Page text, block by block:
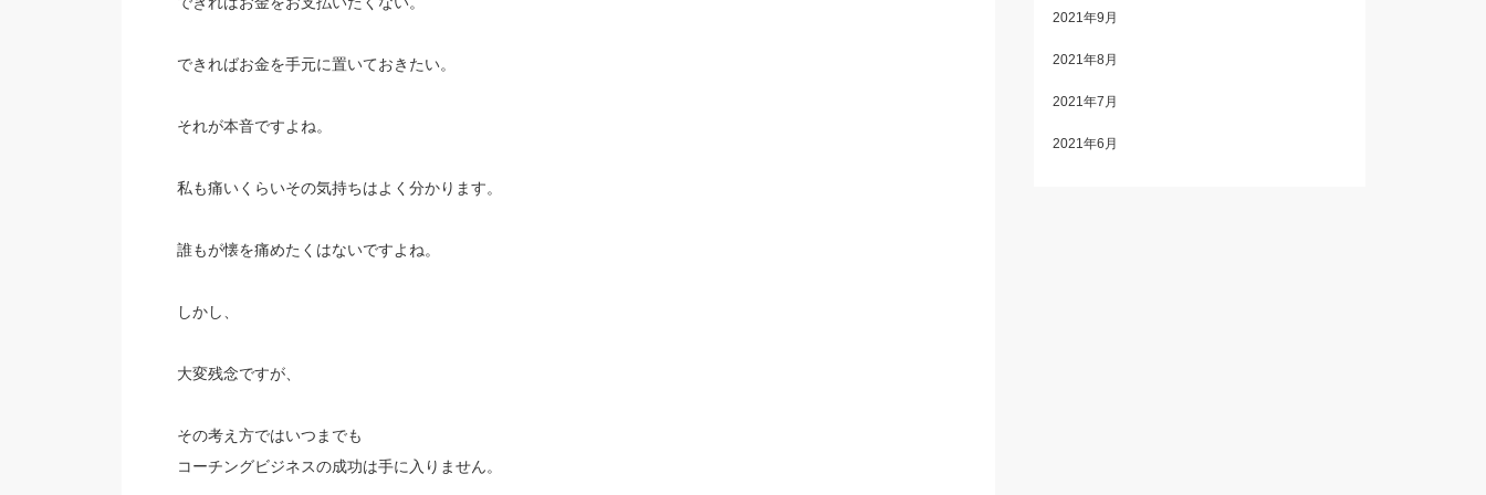
できればお金を手元に置いておきたい。
それが本音ですよね。
私も痛いくらいその気持ちはよく分かります。
誰もが懐を痛めたくはないですよね。
しかし、
大変残念ですが、
その考え方ではいつまでも
コーチングビジネスの成功は手に入りません。
2021年9月
2021年8月
2021年7月
2021年6月